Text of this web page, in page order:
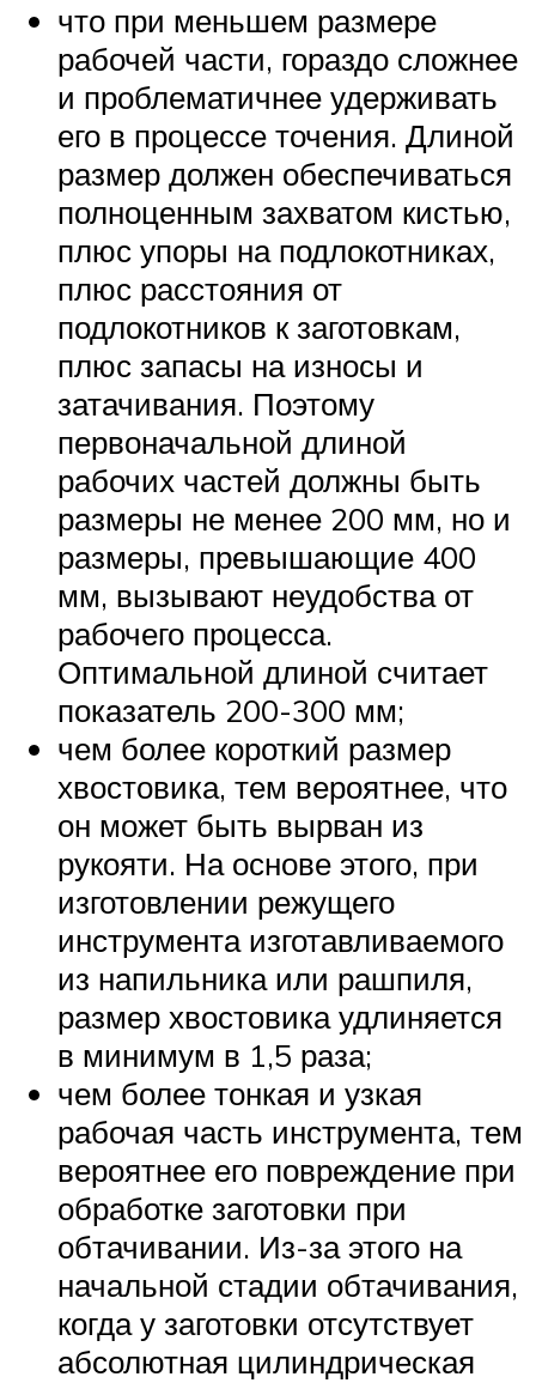
что при меньшем размере
рабочей части, гораздо сложнее
и проблематичнее удерживать
его в процессе точения. Длиной
размер должен обеспечиваться
полноценным захватом кистью,
плюс упоры на подлокотниках,
плюс расстояния от
подлокотников к заготовкам,
плюс запасы на износы и
затачивания. Поэтому
первоначальной длиной
рабочих частей должны быть
размеры не менее 200 мм, но и
размеры, превышающие 400
мм, вызывают неудобства от
рабочего процесса.
Оптимальной длиной считает
показатель 200-300 мм;
чем более короткий размер
хвостовика, тем вероятнее, что
он может быть вырван из
рукояти. На основе этого, при
изготовлении режущего
инструмента изготавливаемого
из напильника или рашпиля,
размер хвостовика удлиняется
в минимум в 1,5 раза;
чем более тонкая и узкая
рабочая часть инструмента, тем
вероятнее его повреждение при
обработке заготовки при
обтачивании. Из-за этого на
начальной стадии обтачивания,
когда у заготовки отсутствует
абсолютная цилиндрическая